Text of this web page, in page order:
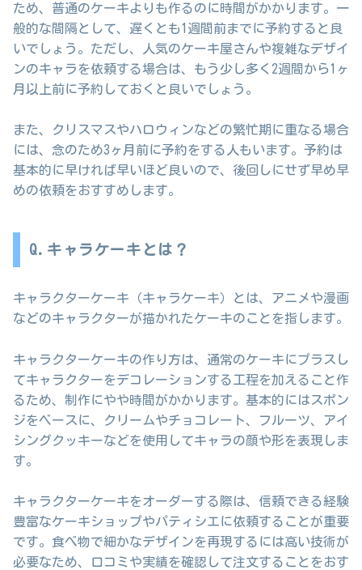
ため、普通のケーキよりも作るのに時間がかかります。一
般的な間隔として、遅くとも1週間前までに予約すると良
いでしょう。ただし、人気のケーキ屋さんや複雑なデザイ
ンのキャラを依頼する場合は、もう少し多く2週間から1ヶ
月以上前に予約しておくと良いでしょう。
また、クリスマスやハロウィンなどの繁忙期に重なる場合
には、念のため3ヶ月前に予約をする人もいます。予約は
基本的に早ければ早いほど良いので、後回しにせず早め早
めの依頼をおすすめします。
Q.キャラケーキとは？
キャラクターケーキ（キャラケーキ）とは、アニメや漫画
などのキャラクターが描かれたケーキのことを指します。
キャラクターケーキの作り方は、通常のケーキにプラスし
てキャラクターをデコレーションする工程を加えること作
るため、制作にやや時間がかかります。基本的にはスポン
ジをベースに、クリームやチョコレート、フルーツ、アイ
シングクッキーなどを使用してキャラの顔や形を表現しま
す。
キャラクターケーキをオーダーする際は、信頼できる経験
豊富なケーキショップやパティシエに依頼することが重要
です。食べ物で細かなデザインを再現するには高い技術が
必要なため、口コミや実績を確認して注文することをおす